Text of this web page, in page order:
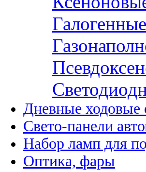
Дневные ходовые
Свето-панели
Набор ламп для
Оптика, фары